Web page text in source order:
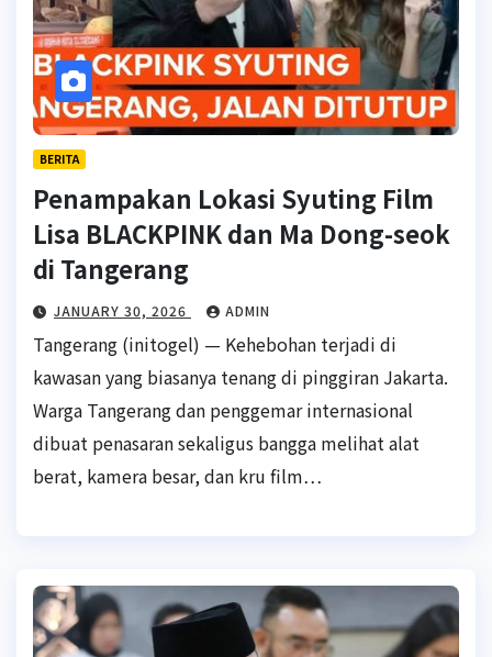
BERITA
Penampakan Lokasi Syuting Film
Lisa BLACKPINK dan Ma Dong-seok
di Tangerang
JANUARY 30, 2026 ADMIN
Tangerang (initogel) — Kehebohan terjadi di
kawasan yang biasanya tenang di pinggiran Jakarta.
Warga Tangerang dan penggemar internasional
dibuat penasaran sekaligus bangga melihat alat
berat, kamera besar, dan kru film…